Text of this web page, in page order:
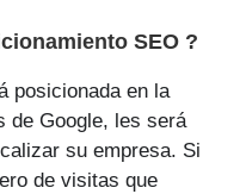
SEO ?
posicionada en la
de Google, les será
su empresa. Si
de visitas que